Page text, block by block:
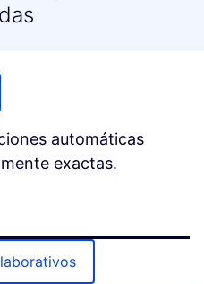
automáticas
exactas.